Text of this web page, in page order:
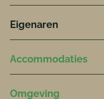
Eigenaren
Accommodaties
Omgeving